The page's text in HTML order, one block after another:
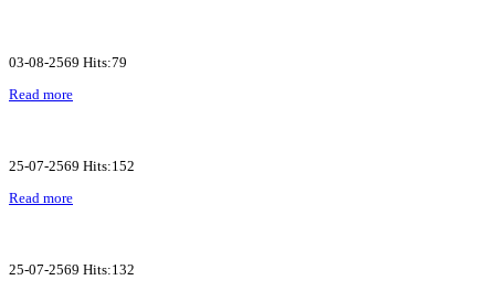
03-08-2569 Hits:79
Read more
25-07-2569 Hits:152
Read more
25-07-2569 Hits:132